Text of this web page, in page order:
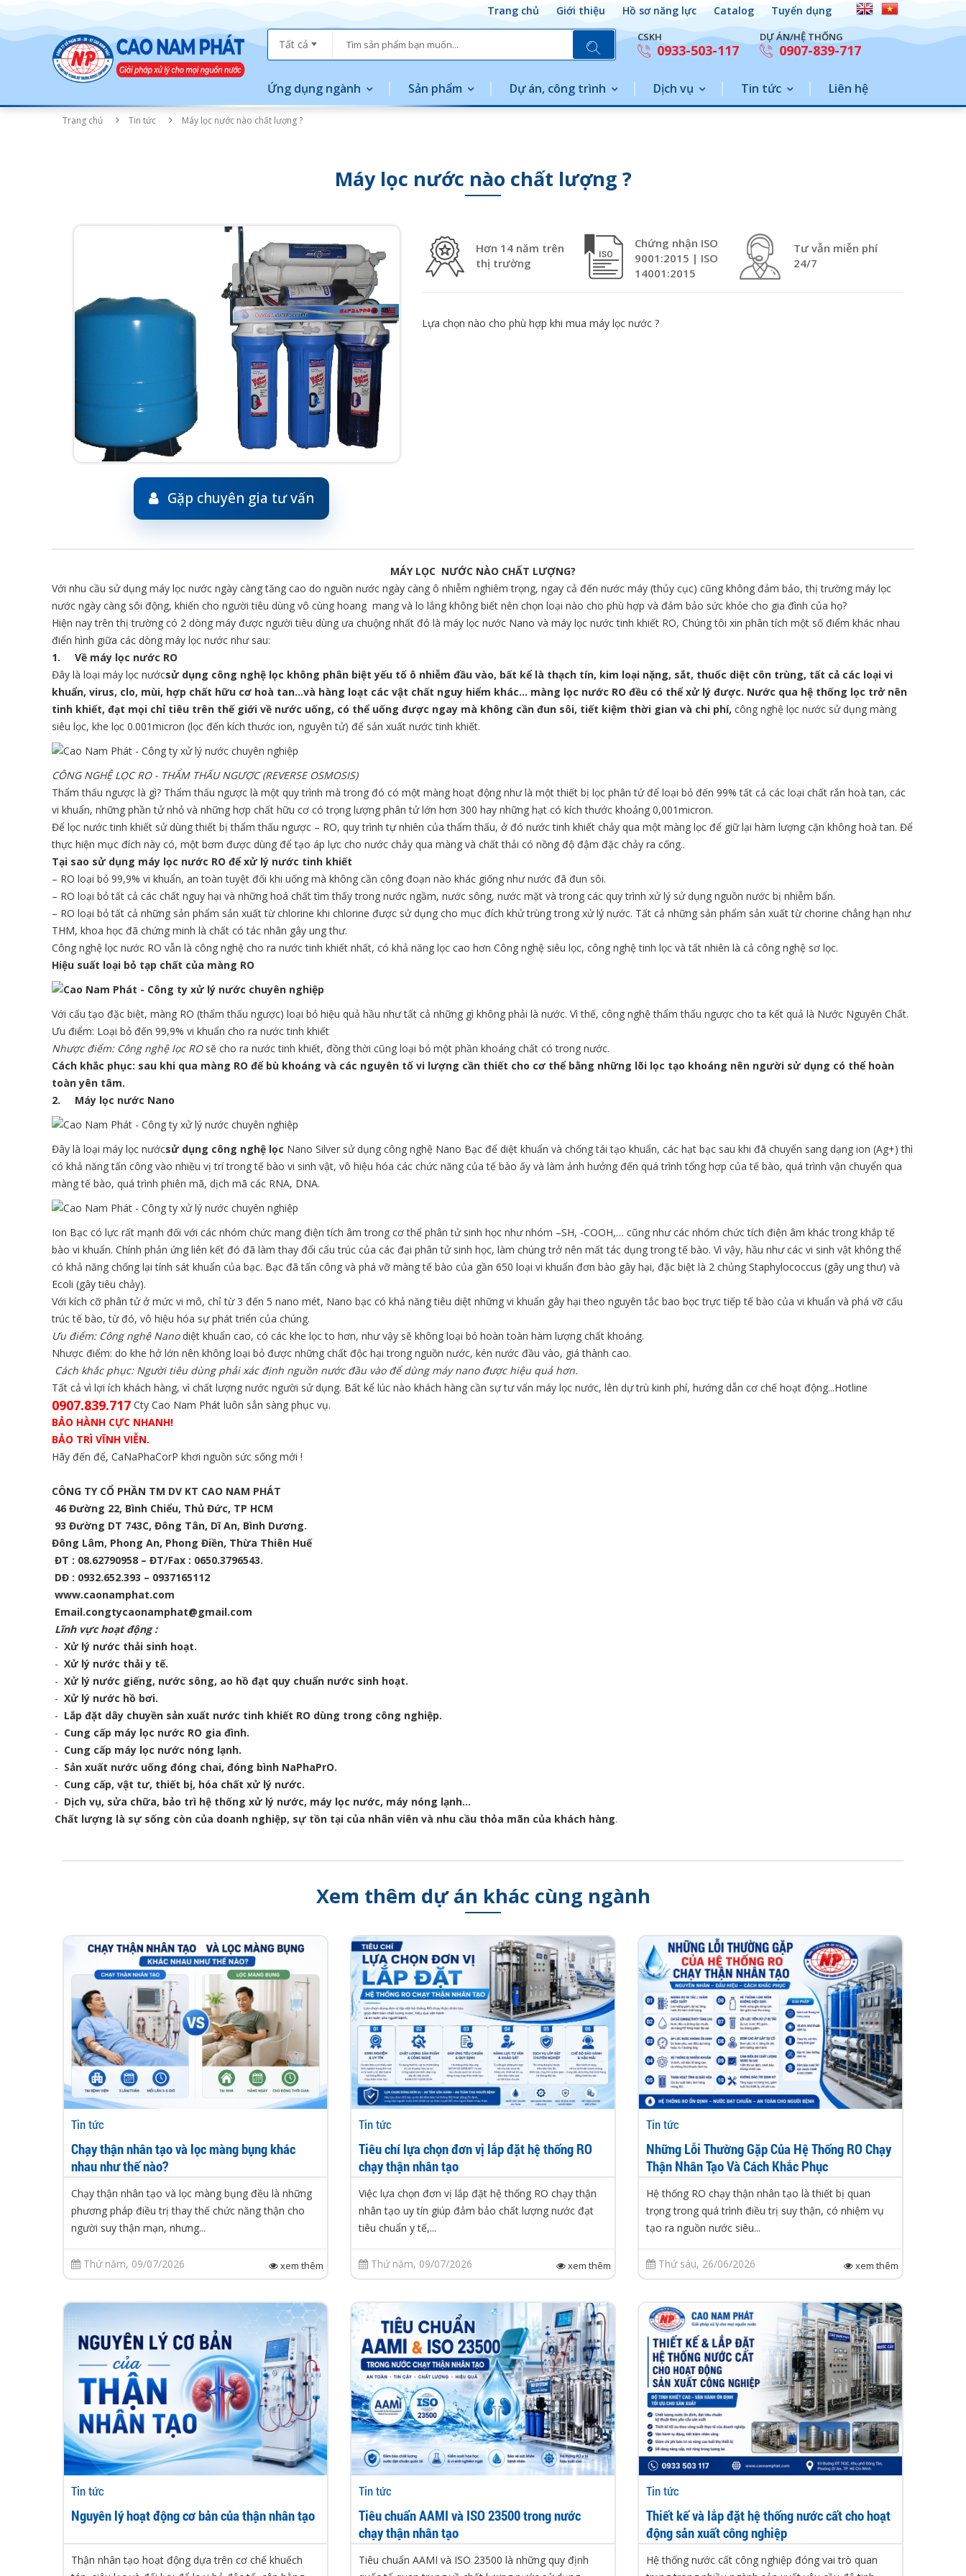
Trang chủ Giới thiệu Hồ sơ năng lực Catalog Tuyển dụng
Tất cả
CSKH
0933-503-117
DỰ ÁN/HỆ THỐNG
0907-839-717
Ứng dụng ngành Sản phẩm Dự án, công trình Dịch vụ Tin tức Liên hệ
Trang chủ Tin tức Máy lọc nước nào chất lượng ?
Máy lọc nước nào chất lượng ?
Gặp chuyên gia tư vấn
Hơn 14 năm trên
thị trường
Chứng nhận ISO
9001:2015 | ISO
14001:2015
Tư vẫn miễn phí
24/7
Lựa chọn nào cho phù hợp khi mua máy lọc nước ?
MÁY LỌC NƯỚC NÀO CHẤT LƯỢNG?
Với nhu cầu sử dụng máy lọc nước ngày càng tăng cao do nguồn nước ngày càng ô nhiễm nghiêm trọng, ngay cả đến nước máy (thủy cục) cũng không đảm bảo, thị trường máy lọc
nước ngày càng sôi động, khiến cho người tiêu dùng vô cùng hoang mang và lo lắng không biết nên chọn loại nào cho phù hợp và đảm bảo sức khỏe cho gia đình của họ?
Hiện nay trên thị trường có 2 dòng máy được người tiêu dùng ưa chuộng nhất đó là máy lọc nước Nano và máy lọc nước tinh khiết RO, Chúng tôi xin phân tích một số điểm khác nhau
điển hình giữa các dòng máy lọc nước như sau:
1. Về máy lọc nước RO
Đây là loại máy lọc nướcsử dụng công nghệ lọc không phân biệt yếu tố ô nhiễm đầu vào, bất kể là thạch tín, kim loại nặng, sắt, thuốc diệt côn trùng, tất cả các loại vi
khuẩn, virus, clo, mùi, hợp chất hữu cơ hoà tan…và hàng loạt các vật chất nguy hiểm khác… màng lọc nước RO đều có thể xử lý được. Nước qua hệ thống lọc trở nên
tinh khiết, đạt mọi chỉ tiêu trên thế giới về nước uống, có thể uống được ngay mà không cần đun sôi, tiết kiệm thời gian và chi phí, công nghệ lọc nước sử dụng màng
siêu lọc, khe lọc 0.001micron (lọc đến kích thước ion, nguyên tử) để sản xuất nước tinh khiết.
CÔNG NGHỆ LỌC RO - THẨM THẤU NGƯỢC (REVERSE OSMOSIS)
Thẩm thấu ngược là gì? Thẩm thấu ngược là một quy trình mà trong đó có một màng hoạt động như là một thiết bị lọc phân tử để loại bỏ đến 99% tất cả các loại chất rắn hoà tan, các
vi khuẩn, những phần tử nhỏ và những hợp chất hữu cơ có trọng lượng phân tử lớn hơn 300 hay những hạt có kích thước khoảng 0,001micron.
Để lọc nước tinh khiết sử dùng thiết bị thẩm thấu ngược – RO, quy trình tự nhiên của thẩm thấu, ở đó nước tinh khiết chảy qua một màng lọc để giữ lại hàm lượng cặn không hoà tan. Để
thực hiện mục đích này có, một bơm được dùng để tạo áp lực cho nước chảy qua màng và chất thải có nồng độ đậm đặc chảy ra cống..
Tại sao sử dụng máy lọc nước RO để xử lý nước tinh khiết
– RO loại bỏ 99,9% vi khuẩn, an toàn tuyệt đối khi uống mà không cần công đoạn nào khác giống như nước đã đun sôi.
– RO loại bỏ tất cả các chất nguy hại và những hoá chất tìm thấy trong nước ngầm, nước sông, nước mặt và trong các quy trình xử lý sử dụng nguồn nước bị nhiễm bẩn.
– RO loại bỏ tất cả những sản phẩm sản xuất từ chlorine khi chlorine được sử dụng cho mục đích khử trùng trong xử lý nước. Tất cả những sản phẩm sản xuất từ chorine chẳng hạn như
THM, khoa học đã chứng minh là chất có tác nhân gây ung thư.
Công nghệ lọc nước RO vẫn là công nghệ cho ra nước tinh khiết nhất, có khả năng lọc cao hơn Công nghệ siêu lọc, công nghệ tinh lọc và tất nhiên là cả công nghệ sơ lọc.
Hiệu suất loại bỏ tạp chất của màng RO
Với cấu tạo đặc biệt, màng RO (thẩm thấu ngược) loại bỏ hiệu quả hầu như tất cả những gì không phải là nước. Vì thế, công nghệ thẩm thấu ngược cho ta kết quả là Nước Nguyên Chất.
Ưu điểm: Loại bỏ đến 99,9% vi khuẩn cho ra nước tinh khiết
Nhược điểm: Công nghệ lọc ROsẽ cho ra nước tinh khiết, đồng thời cũng loại bỏ một phần khoáng chất có trong nước.
Cách khắc phục: sau khi qua màng RO để bù khoáng và các nguyên tố vi lượng cần thiết cho cơ thể bằng những lõi lọc tạo khoáng nên người sử dụng có thể hoàn
toàn yên tâm.
2. Máy lọc nước Nano
Đây là loại máy lọc nướcsử dụng công nghệ lọc Nano Silver sử dụng công nghệ Nano Bạc để diệt khuẩn và chống tái tạo khuẩn, các hạt bạc sau khi đã chuyển sang dạng ion (Ag+) thì
có khả năng tấn công vào nhiều vị trí trong tế bào vi sinh vật, vô hiệu hóa các chức năng của tế bào ấy và làm ảnh hưởng đến quá trình tổng hợp của tế bào, quá trình vận chuyển qua
màng tế bào, quá trình phiên mã, dịch mã các RNA, DNA.
Ion Bạc có lực rất mạnh đối với các nhóm chức mang điện tích âm trong cơ thể phân tử sinh học như nhóm –SH, -COOH,… cũng như các nhóm chức tích điện âm khác trong khắp tế
bào vi khuẩn. Chính phản ứng liên kết đó đã làm thay đổi cấu trúc của các đại phân tử sinh học, làm chúng trở nên mất tác dụng trong tế bào. Vì vậy, hầu như các vi sinh vật không thể
có khả năng chống lại tính sát khuẩn của bạc. Bạc đã tấn công và phá vỡ màng tế bào của gần 650 loại vi khuẩn đơn bào gây hại, đặc biệt là 2 chủng Staphylococcus (gây ung thư) và
Ecoli (gây tiêu chảy).
Với kích cỡ phân tử ở mức vi mô, chỉ từ 3 đến 5 nano mét, Nano bạc có khả năng tiêu diệt những vi khuẩn gây hại theo nguyên tắc bao bọc trực tiếp tế bào của vi khuẩn và phá vỡ cấu
trúc tế bào, từ đó, vô hiệu hóa sự phát triển của chúng.
Ưu điểm: Công nghệ Nanodiệt khuẩn cao, có các khe lọc to hơn, như vậy sẽ không loại bỏ hoàn toàn hàm lượng chất khoáng.
Nhược điểm: do khe hở lớn nên không loại bỏ được những chất độc hại trong nguồn nước, kén nước đầu vào, giá thành cao.
Cách khắc phục: Người tiêu dùng phải xác định nguồn nước đầu vào để dùng máy nano được hiệu quả hơn.
Tất cả vì lợi ích khách hàng, vì chất lượng nước người sử dụng. Bất kể lúc nào khách hàng cần sự tư vấn máy lọc nước, lên dự trù kinh phí, hướng dẫn cơ chế hoạt động...Hotline
0907.839.717 Cty Cao Nam Phát luôn sẳn sàng phục vụ.
BẢO HÀNH CỰC NHANH!
BẢO TRÌ VĨNH VIỄN.
Hãy đến để, CaNaPhaCorP khơi nguồn sức sống mới !
CÔNG TY CỔ PHẦN TM DV KT CAO NAM PHÁT
46 Đường 22, Bình Chiểu, Thủ Đức, TP HCM
93 Đường DT 743C, Đông Tân, Dĩ An, Bình Dương.
Đông Lâm, Phong An, Phong Điền, Thừa Thiên Huế
ĐT : 08.62790958 – ĐT/Fax : 0650.3796543.
DĐ : 0932.652.393 – 0937165112
www.caonamphat.com
Email.congtycaonamphat@gmail.com
Lĩnh vực hoạt động :
- Xử lý nước thải sinh hoạt.
- Xử lý nước thải y tế.
- Xử lý nước giếng, nước sông, ao hồ đạt quy chuẩn nước sinh hoạt.
- Xử lý nước hồ bơi.
- Lắp đặt dây chuyền sản xuất nước tinh khiết RO dùng trong công nghiệp.
- Cung cấp máy lọc nước RO gia đình.
- Cung cấp máy lọc nước nóng lạnh.
- Sản xuất nước uống đóng chai, đóng bình NaPhaPrO.
- Cung cấp, vật tư, thiết bị, hóa chất xử lý nước.
- Dịch vụ, sửa chữa, bảo trì hệ thống xử lý nước, máy lọc nước, máy nóng lạnh…
Chất lượng là sự sống còn của doanh nghiệp, sự tồn tại của nhân viên và nhu cầu thỏa mãn của khách hàng.
Xem thêm dự án khác cùng ngành
Tin tức
Chạy thận nhân tạo và lọc màng bụng khác
nhau như thế nào?
Chạy thận nhân tạo và lọc màng bụng đều là những
phương pháp điều trị thay thế chức năng thận cho
người suy thận mạn, nhưng...
Thứ năm, 09/07/2026 xem thêm
Tin tức
Tiêu chí lựa chọn đơn vị lắp đặt hệ thống RO
chạy thận nhân tạo
Việc lựa chọn đơn vị lắp đặt hệ thống RO chạy thận
nhân tạo uy tín giúp đảm bảo chất lượng nước đạt
tiêu chuẩn y tế,...
Thứ năm, 09/07/2026 xem thêm
Tin tức
Những Lỗi Thường Gặp Của Hệ Thống RO Chạy
Thận Nhân Tạo Và Cách Khắc Phục
Hệ thống RO chạy thận nhân tạo là thiết bị quan
trọng trong quá trình điều trị suy thận, có nhiệm vụ
tạo ra nguồn nước siêu...
Thứ sáu, 26/06/2026 xem thêm
Tin tức
Nguyên lý hoạt động cơ bản của thận nhân tạo
Thận nhân tạo hoạt động dựa trên cơ chế khuếch
Tin tức
Tiêu chuẩn AAMI và ISO 23500 trong nước
chạy thận nhân tạo
Tiêu chuẩn AAMI và ISO 23500 là những quy định
Tin tức
Thiết kế và lắp đặt hệ thống nước cất cho hoạt
động sản xuất công nghiệp
Hệ thống nước cất công nghiệp đóng vai trò quan